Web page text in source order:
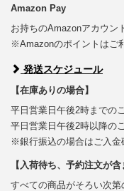
Amazon Pay
お持ちのAmazonアカウン
※Amazonのポイントはご
発送スケジュール
【在庫ありの場合】
平日営業日午後2時までの
平日営業日午後2時以降の
※銀行振込の場合はご入金
【入荷待ち、予約注文が含
すべての商品がそろい次第